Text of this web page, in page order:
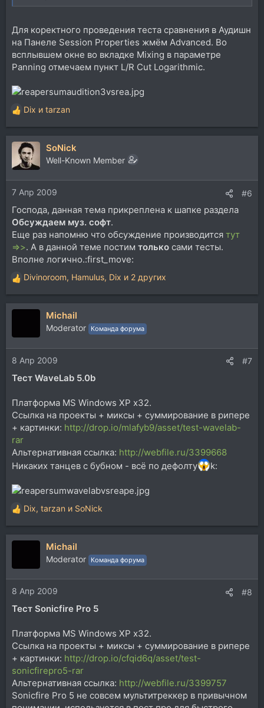
Для коректного проведения теста сравнения в Аудишн
на Панеле Session Properties жмём Advanced. Во
всплывшем окне во вкладке Mixing в параметре
Panning отмечаем пункт L/R Cut Logarithmic.
Р
е
а
и
и
:
Dix и tarzan
SoNick
Well-Known Member
7 Апр 2009 #6
Господа, данная тема прикреплена к шапке раздела
Обсуждаем муз. софт.
Еще раз напомню что обсуждение производится тут
=>>. А в данной теме постим только сами тесты.
Вполне логично.:first_move:
Р
е
а
и
и
:
Divinoroom, Hamulus, Dix и 2 других
Michail
Moderator Команда форума
8 Апр 2009 #7
Тест WaveLab 5.0b
Платформа MS Windows XP x32.
Ссылка на проекты + миксы + суммирование в рипере
+ картинки: http://drop.io/mlafyb9/asset/test-wavelab-
rar
Альтернативная ссылка: http://webfile.ru/3399668
Никаких танцев с бубном - всё по дефолту
k:
Р
е
а
и
и
:
Dix, tarzan и SoNick
Michail
Moderator Команда форума
8 Апр 2009 #8
Тест Sonicfire Pro 5
Платформа MS Windows XP x32.
Ссылка на проекты + миксы + суммирование в рипере
+ картинки: http://drop.io/cfqid6q/asset/test-
sonicfirepro5-rar
Альтернативная ссылка: http://webfile.ru/3399757
Sonicfire Pro 5 не совсем мультитреккер в привычном